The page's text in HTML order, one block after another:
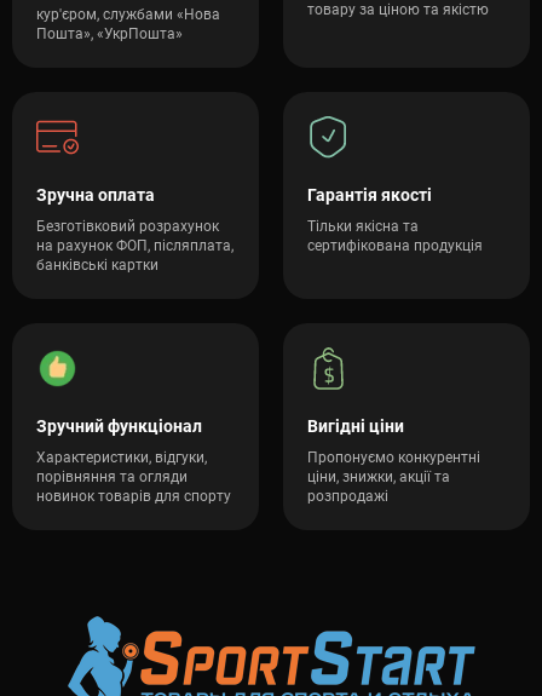
кур'єром, службами «Нова
Пошта», «УкрПошта»
товару за ціною та якістю
Зручна оплата
Безготівковий розрахунок
на рахунок ФОП, післяплата,
банківські картки
Гарантія якості
Тільки якісна та
сертифікована продукція
Зручний функціонал
Характеристики, відгуки,
порівняння та огляди
новинок товарів для спорту
Вигідні ціни
Пропонуємо конкурентні
ціни, знижки, акції та
розпродажі